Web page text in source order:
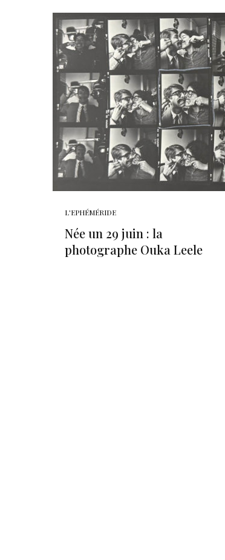
L'EPHÉMÉRIDE
Née un 29 juin : la
photographe Ouka Leele